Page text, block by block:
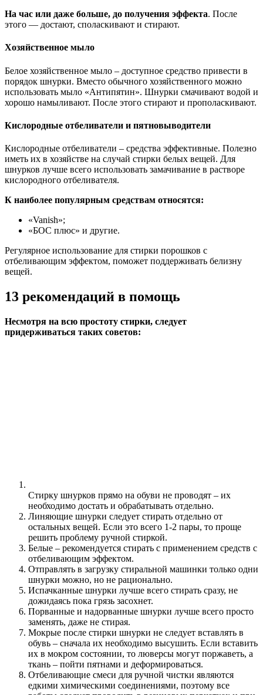
На час или даже больше, до получения эффекта. После
этого — достают, споласкивают и стирают.
Хозяйственное мыло
Белое хозяйственное мыло – доступное средство привести в
порядок шнурки. Вместо обычного хозяйственного можно
использовать мыло «Антипятин». Шнурки смачивают водой и
хорошо намыливают. После этого стирают и прополаскивают.
Кислородные отбеливатели и пятновыводители
Кислородные отбеливатели – средства эффективные. Полезно
иметь их в хозяйстве на случай стирки белых вещей. Для
шнурков лучше всего использовать замачивание в растворе
кислородного отбеливателя.
К наиболее популярным средствам относятся:
«Vanish»;
«БОС плюс» и другие.
Регулярное использование для стирки порошков с
отбеливающим эффектом, поможет поддерживать белизну
вещей.
13 рекомендаций в помощь
Несмотря на всю простоту стирки, следует
придерживаться таких советов:
Стирку шнурков прямо на обуви не проводят – их
необходимо достать и обрабатывать отдельно.
Линяющие шнурки следует стирать отдельно от
остальных вещей. Если это всего 1-2 пары, то проще
решить проблему ручной стиркой.
Белые – рекомендуется стирать с применением средств с
отбеливающим эффектом.
Отправлять в загрузку стиральной машинки только одни
шнурки можно, но не рационально.
Испачканные шнурки лучше всего стирать сразу, не
дожидаясь пока грязь засохнет.
Порванные и надорванные шнурки лучше всего просто
заменять, даже не стирая.
Мокрые после стирки шнурки не следует вставлять в
обувь – сначала их необходимо высушить. Если вставить
их в мокром состоянии, то люверсы могут поржаветь, а
ткань – пойти пятнами и деформироваться.
Отбеливающие смеси для ручной чистки являются
едкими химическими соединениями, поэтому все